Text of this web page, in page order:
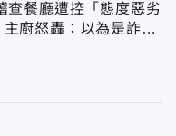
查餐廳遭控「態度惡劣
廚怒轟：以為是詐騙